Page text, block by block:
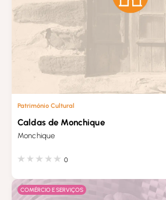
Património Cultural
Caldas de Monchique
Monchique
0
COMÉRCIO E SERVIÇOS